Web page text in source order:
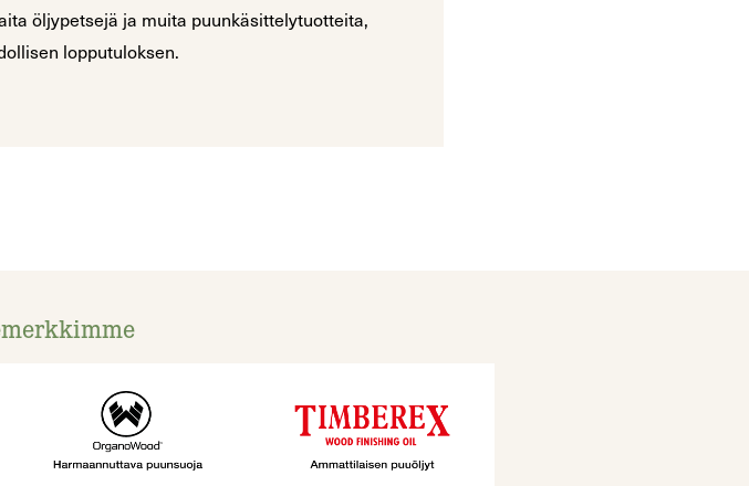
öljypetsejä ja muita puunkäsittelytuotteita,
lopputuloksen.